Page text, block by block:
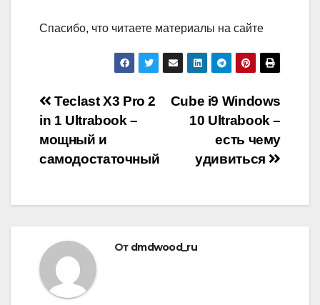
Спасибо, что читаете материалы на сайте
Навигация
по
записям
Cube i9 Windows
10 Ultrabook –
есть чему
удивиться
Teclast X3 Pro 2
in 1 Ultrabook –
мощный и
самодостаточный
От dmdwood_ru